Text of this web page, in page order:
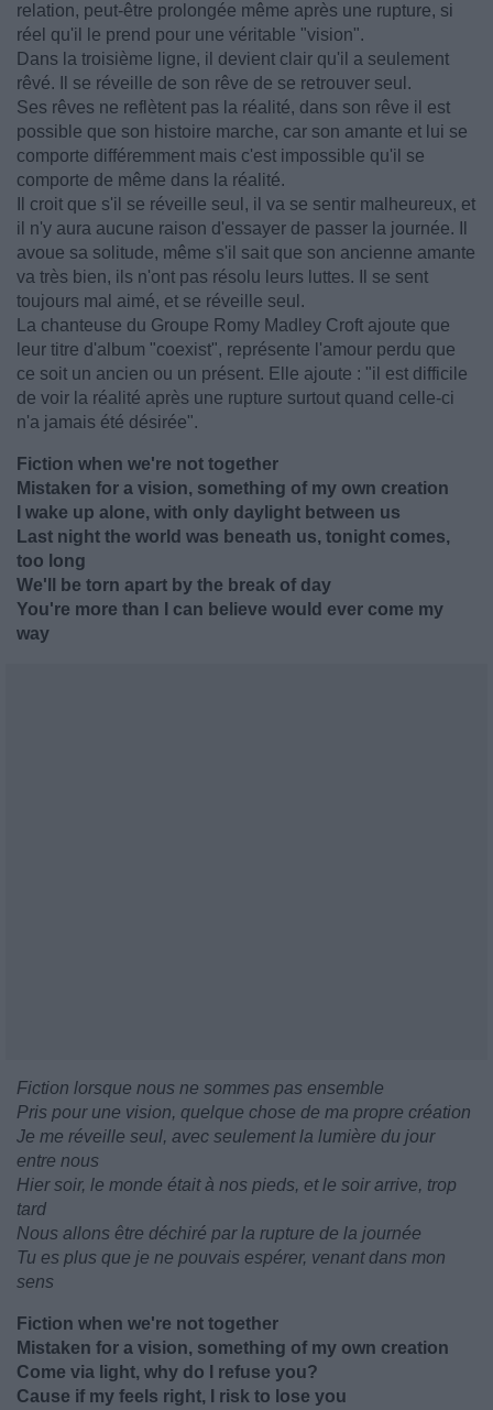
relation, peut-être prolongée même après une rupture, si
réel qu'il le prend pour une véritable "vision".
Dans la troisième ligne, il devient clair qu'il a seulement
rêvé. Il se réveille de son rêve de se retrouver seul.
Ses rêves ne reflètent pas la réalité, dans son rêve il est
possible que son histoire marche, car son amante et lui se
comporte différemment mais c'est impossible qu'il se
comporte de même dans la réalité.
Il croit que s'il se réveille seul, il va se sentir malheureux, et
il n'y aura aucune raison d'essayer de passer la journée. Il
avoue sa solitude, même s'il sait que son ancienne amante
va très bien, ils n'ont pas résolu leurs luttes. Il se sent
toujours mal aimé, et se réveille seul.
La chanteuse du Groupe Romy Madley Croft ajoute que
leur titre d'album "coexist", représente l'amour perdu que
ce soit un ancien ou un présent. Elle ajoute : "il est difficile
de voir la réalité après une rupture surtout quand celle-ci
n'a jamais été désirée".
Fiction when we're not together
Mistaken for a vision, something of my own creation
I wake up alone, with only daylight between us
Last night the world was beneath us, tonight comes,
too long
We'll be torn apart by the break of day
You're more than I can believe would ever come my
way
Fiction lorsque nous ne sommes pas ensemble
Pris pour une vision, quelque chose de ma propre création
Je me réveille seul, avec seulement la lumière du jour
entre nous
Hier soir, le monde était à nos pieds, et le soir arrive, trop
tard
Nous allons être déchiré par la rupture de la journée
Tu es plus que je ne pouvais espérer, venant dans mon
sens
Fiction when we're not together
Mistaken for a vision, something of my own creation
Come via light, why do I refuse you?
Cause if my feels right, I risk to lose you